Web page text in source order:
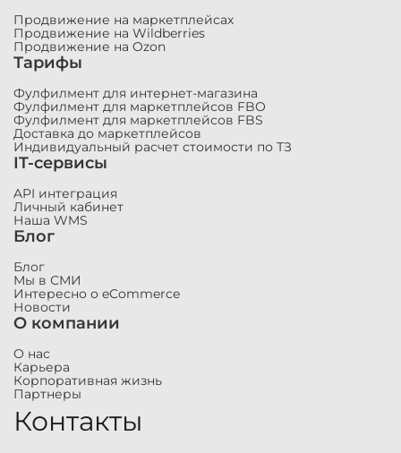
Продвижение на маркетплейсах
Продвижение на Wildberries
Продвижение на Ozon
Тарифы
Фулфилмент для интернет-магазина
Фулфилмент для маркетплейсов FBO
Фулфилмент для маркетплейсов FBS
Доставка до маркетплейсов
Индивидуальный расчет стоимости по ТЗ
IT-сервисы
API интеграция
Личный кабинет
Наша WMS
Блог
Блог
Мы в СМИ
Интересно о eCommerce
Новости
О компании
О нас
Карьера
Корпоративная жизнь
Партнеры
Контакты